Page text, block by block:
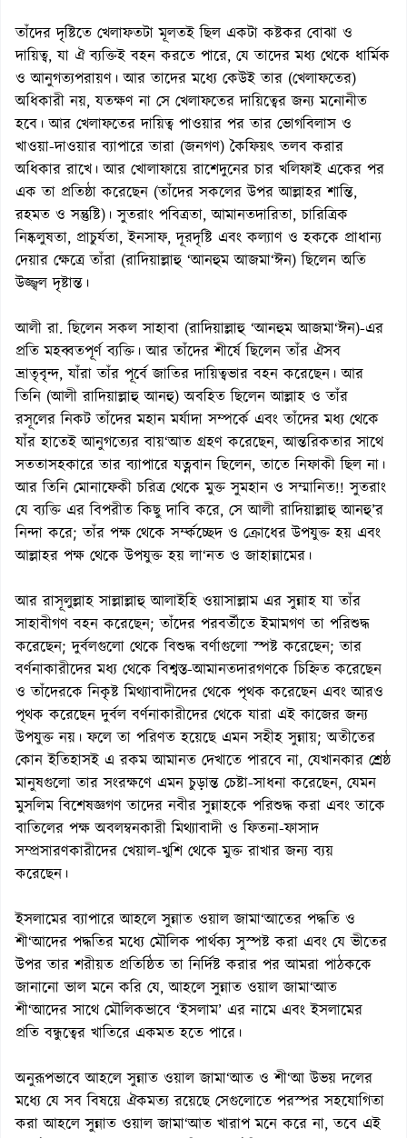
তাঁদের দৃষ্টিতে খেলাফতটা মূলতই ছিল একটা কষ্টকর বোঝা ও
দায়িত্ব, যা ঐ ব্যক্তিই বহন করতে পারে, যে তাদের মধ্য থেকে ধার্মিক
ও আনুগত্যপরায়ণ। আর তাদের মধ্যে কেউই তার (খেলাফতের)
অধিকারী নয়, যতক্ষণ না সে খেলাফতের দায়িত্বের জন্য মনোনীত
হবে। আর খেলাফতের দায়িত্ব পাওয়ার পর তার ভোগবিলাস ও
খাওয়া-দাওয়ার ব্যাপারে তারা (জনগণ) কৈফিয়ৎ তলব করার
অধিকার রাখে। আর খোলাফায়ে রাশেদুনের চার খলিফাই একের পর
এক তা প্রতিষ্ঠা করেছেন (তাঁদের সকলের উপর আল্লাহর শান্তি,
রহমত ও সন্তুষ্টি)। সুতরাং পবিত্রতা, আমানতদারিতা, চারিত্রিক
নিষ্কলুষতা, প্রাচুর্যতা, ইনসাফ, দূরদৃষ্টি এবং কল্যাণ ও হককে প্রাধান্য
দেয়ার ক্ষেত্রে তাঁরা (রাদিয়াল্লাহু ‘আনহুম আজমা‘ঈন) ছিলেন অতি
উজ্জ্বল দৃষ্টান্ত।
আলী রা. ছিলেন সকল সাহাবা (রাদিয়াল্লাহু ‘আনহুম আজমা‘ঈন)-এর
প্রতি মহব্বতপূর্ণ ব্যক্তি। আর তাঁদের শীর্ষে ছিলেন তাঁর ঐসব
ভ্রাতৃবৃন্দ, যাঁরা তাঁর পূর্বে জাতির দায়িত্বভার বহন করেছেন। আর
তিনি (আলী রাদিয়াল্লাহু আনহু) অবহিত ছিলেন আল্লাহ ও তাঁর
রসূলের নিকট তাঁদের মহান মর্যাদা সম্পর্কে এবং তাঁদের মধ্য থেকে
যাঁর হাতেই আনুগত্যের বায়‘আত গ্রহণ করেছেন, আন্তরিকতার সাথে
সততাসহকারে তার ব্যাপারে যত্নবান ছিলেন, তাতে নিফাকী ছিল না।
আর তিনি মোনাফেকী চরিত্র থেকে মুক্ত সুমহান ও সম্মানিত!! সুতরাং
যে ব্যক্তি এর বিপরীত কিছু দাবি করে, সে আলী রাদিয়াল্লাহু আনহু’র
নিন্দা করে; তাঁর পক্ষ থেকে সর্ম্কচ্ছেদ ও ক্রোধের উপযুক্ত হয় এবং
আল্লাহর পক্ষ থেকে উপযুক্ত হয় লা‘নত ও জাহান্নামের।
আর রাসূলুল্লাহ সাল্লাল্লাহু আলাইহি ওয়াসাল্লাম এর সুন্নাহ যা তাঁর
সাহাবীগণ বহন করেছেন; তাঁদের পরবর্তীতে ইমামগণ তা পরিশুদ্ধ
করেছেন; দুর্বলগুলো থেকে বিশুদ্ধ বর্ণাগুলো স্পষ্ট করেছেন; তার
বর্ণনাকারীদের মধ্য থেকে বিশ্বস্ত-আমানতদারগণকে চিহ্নিত করেছেন
ও তাঁদেরকে নিকৃষ্ট মিথ্যাবাদীদের থেকে পৃথক করেছেন এবং আরও
পৃথক করেছেন দুর্বল বর্ণনাকারীদের থেকে যারা এই কাজের জন্য
উপযুক্ত নয়। ফলে তা পরিণত হয়েছে এমন সহীহ সুন্নায়; অতীতের
কোন ইতিহাসই এ রকম আমানত দেখাতে পারবে না, যেখানকার শ্রেষ্ঠ
মানুষগুলো তার সংরক্ষণে এমন চুড়ান্ত চেষ্টা-সাধনা করেছেন, যেমন
মুসলিম বিশেষজ্ঞগণ তাদের নবীর সুন্নাহকে পরিশুদ্ধ করা এবং তাকে
বাতিলের পক্ষ অবলম্বনকারী মিথ্যাবাদী ও ফিতনা-ফাসাদ
সম্প্রসারণকারীদের খেয়াল-খুশি থেকে মুক্ত রাখার জন্য ব্যয়
করেছেন।
ইসলামের ব্যাপারে আহলে সুন্নাত ওয়াল জামা‘আতের পদ্ধতি ও
শী‘আদের পদ্ধতির মধ্যে মৌলিক পার্থক্য সুস্পষ্ট করা এবং যে ভীতের
উপর তার শরীয়ত প্রতিষ্ঠিত তা নির্দিষ্ট করার পর আমরা পাঠককে
জানানো ভাল মনে করি যে, আহলে সুন্নাত ওয়াল জামা‘আত
শী‘আদের সাথে মৌলিকভাবে ‘ইসলাম’ এর নামে এবং ইসলামের
প্রতি বন্ধুত্বের খাতিরে একমত হতে পারে।
অনুরূপভাবে আহলে সুন্নাত ওয়াল জামা‘আত ও শী‘আ উভয় দলের
মধ্যে যে সব বিষয়ে ঐকমত্য রয়েছে সেগুলোতে পরস্পর সহযোগিতা
করা আহলে সুন্নাত ওয়াল জামা‘আত খারাপ মনে করে না, তবে এই